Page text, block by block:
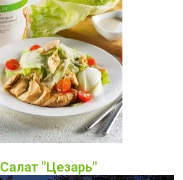
Салат "Цезарь"